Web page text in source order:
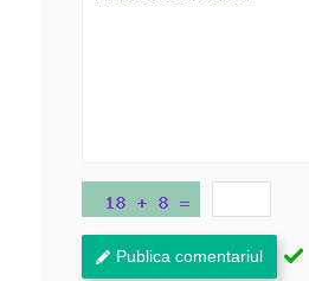
Publica comentariul